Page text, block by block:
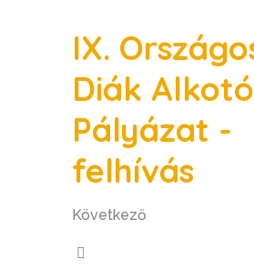
IX.
Diák
Pályázat -
felhívás
Következő